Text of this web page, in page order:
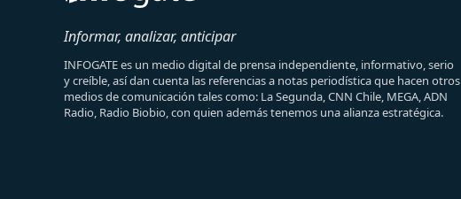
Informar, analizar, anticipar
INFOGATE es un medio digital de prensa independiente, informativo, serio
y creíble, así dan cuenta las referencias a notas periodística que hacen otros
medios de comunicación tales como: La Segunda, CNN Chile, MEGA, ADN
Radio, Radio Biobio, con quien además tenemos una alianza estratégica.